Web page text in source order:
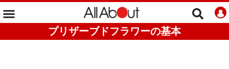
プリザーブドフラワーの基本